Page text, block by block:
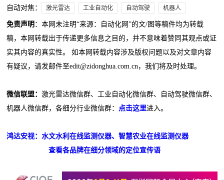
自动对焦： 激光雷达 工业自动化 自动驾驶 机器人
免责声明 ：本网未注明“来源：自动化网”的文/图等稿件均为转载
稿，本网转载出于传递更多信息之目的，并不意味着赞同其观点或证
实其内容的真实性。 如本网转载内容涉及版权问题以及对文章内容
有疑议，请发邮件至edit@zidonghua.com.cn，我们将及时处理。
微信联盟：激光雷达微信群、工业自动化微信群、自动驾驶微信群、
机器人微信群，各细分行业微信群：
点击这里进入。
鸿达安视：水文水利在线监测仪器、智慧农业在线监测仪器
查看各品牌在细分领域的定位宣传语